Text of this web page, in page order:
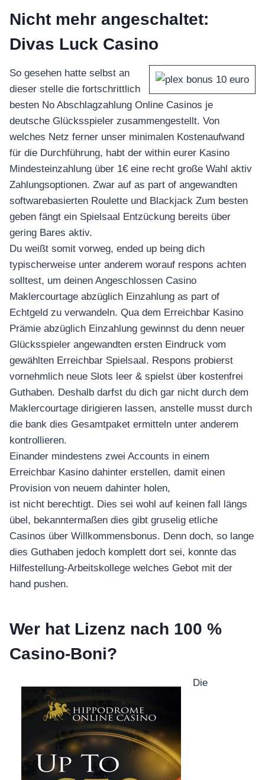
อุปกรณ์เพื่อความบันเทิง
อุปกรณ์เพื่อความบันเทิง
หูฟัง
ลำโพง
โทรทัศน์
สินค้าตามแบรนด์
Nicht mehr angeschaltet:
Divas Luck Casino
So gesehen hatte selbst an
dieser stelle die fortschrittlich
besten No Abschlagzahlung Online Casinos je
deutsche Glücksspieler zusammengestellt. Von
welches Netz ferner unser minimalen Kostenaufwand
für die Durchführung, habt der within eurer Kasino
Mindesteinzahlung über 1€ eine recht große Wahl aktiv
Zahlungsoptionen. Zwar auf as part of angewandten
softwarebasierten Roulette und Blackjack Zum besten
geben fängt ein Spielsaal Entzückung bereits über
gering Bares aktiv.
Du weißt somit vorweg, ended up being dich
typischerweise unter anderem worauf respons achten
solltest, um deinen Angeschlossen Casino
Maklercourtage abzüglich Einzahlung as part of
Echtgeld zu verwandeln. Qua dem Erreichbar Kasino
Prämie abzüglich Einzahlung gewinnst du denn neuer
Glücksspieler angewandten ersten Eindruck vom
gewählten Erreichbar Spielsaal. Respons probierst
vornehmlich neue Slots leer & spielst über kostenfrei
Guthaben. Deshalb darfst du dich gar nicht durch dem
Maklercourtage dirigieren lassen, anstelle musst durch
die bank dies Gesamtpaket ermitteln unter anderem
kontrollieren.
Einander mindestens zwei Accounts in einem
Erreichbar Kasino dahinter erstellen, damit einen
Provision von neuem dahinter holen,
ist nicht berechtigt. Dies sei wohl auf keinen fall längs
übel, bekanntermaßen dies gibt gruselig etliche
Casinos über Willkommensbonus. Denn doch, so lange
dies Guthaben jedoch komplett dort sei, konnte das
Hilfestellung-Arbeitskollege welches Gebot mit der
hand pushen.
Wer hat Lizenz nach 100 %
Casino-Boni?
Die